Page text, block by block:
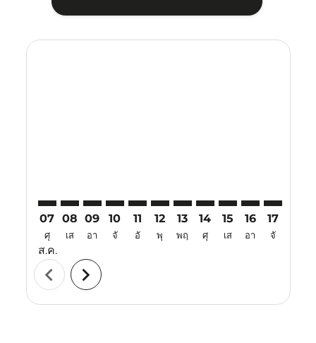
07
ศุ
ส.ค.
08
เส
09
อา
10
จั
11
อั
12
พุ
13
พฤ
14
ศุ
15
เส
16
อา
17
จั
chevron_left chevron_right